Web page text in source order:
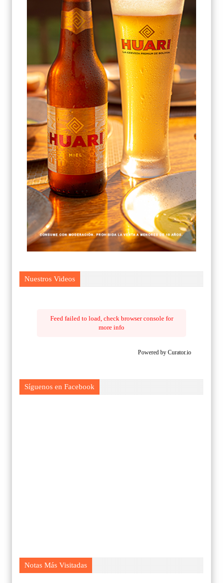
Nuestros Videos
Feed failed to load, check browser console for
more info
Powered by Curator.io
Síguenos en Facebook
Notas Más Visitadas